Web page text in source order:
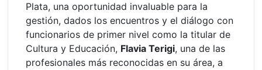
Plata, una oportunidad invaluable para la
gestión, dados los encuentros y el diálogo con
funcionarios de primer nivel como la titular de
Cultura y Educación, Flavia Terigi, una de las
profesionales más reconocidas en su área, a